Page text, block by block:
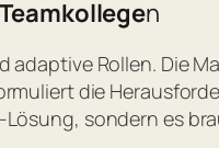
n
adaptive Rollen. Die
die
sondern es